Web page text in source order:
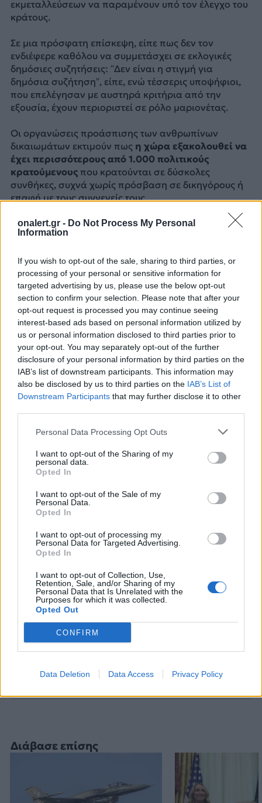
onalert.gr - Do Not Process My Personal
Information
If you wish to opt-out of the sale, sharing to third parties, or
processing of your personal or sensitive information for
targeted advertising by us, please use the below opt-out
section to confirm your selection. Please note that after your
opt-out request is processed you may continue seeing
interest-based ads based on personal information utilized by
us or personal information disclosed to third parties prior to
your opt-out. You may separately opt-out of the further
disclosure of your personal information by third parties on the
IAB’s list of downstream participants. This information may
also be disclosed by us to third parties on the IAB’s List of
Downstream Participants that may further disclose it to other
Personal Data Processing Opt Outs
I want to opt-out of the Sharing of my
personal data.
Opted In
I want to opt-out of the Sale of my
Personal Data.
Opted In
I want to opt-out of processing my
Personal Data for Targeted Advertising.
Opted In
I want to opt-out of Collection, Use,
Retention, Sale, and/or Sharing of my
Personal Data that Is Unrelated with the
Purposes for which it was collected.
Opted Out
CONFIRM
Data Deletion Data Access Privacy Policy
Διάβασε επίσης
εκμεταλλεύσεων να παραμένουν υπό τον έλεγχο του
κράτους.
Σε μια πρόσφατη επίσκεψη, είπε πως δεν τον
ενδιέφερε καθόλου να συμμετάσχει σε εκλογικές
δημόσιες συζητήσεις: “Δεν είναι η στιγμή για
δημόσια συζήτηση”, είπε, ενώ τέσσερις υποψήφιοι,
που επελέγησαν με αυστηρά κριτήρια από την
εξουσία, έχουν περιοριστεί σε ρόλο μαριονέτας.
Οι οργανώσεις προάσπισης των ανθρωπίνων
δικαιωμάτων εκτιμούν πως η χώρα εξακολουθεί να
έχει περισσότερους από 1.000 πολιτικούς
κρατούμενουςπου κρατούνται σε δύσκολες
συνθήκες, συχνά χωρίς πρόσβαση σε δικηγόρους ή
επαφή με τους συγγενείς τους.
Η Σβετλάνα Τιχανόφσκαγια, ο σύζυγος της οποίας
Σεργκέι Τιχανόφκσι είναι φυλακισμένος και στον
τους Λευκορώσους να μην κατέβουν σε διαδηλώσεις
για τις εκλογές, εκτιμώντας πως “η καταστολή” θα
είναι ακόμη πιο ισχυρή.
“Θα έρθει η στιγμή, είναι βέβαιο, και οι άνθρωποι
πρέπει να παραμείνουν έτοιμοι να αναλάβουν
δράση” όταν παρουσιαστεί αυτή η ευκαιρία,
επέμεινε μιλώντας στο Γαλλικό Πρακτορείο.
Πηγές: AFP, ΑΠΕ-ΜΠΕ
ΔΙΑΦΗΜΙΣΗ
Newsκαι μάθετε πρώτοι όλες τις ειδήσεις
ΑΛΕΞΑΝΤΡ ΛΟΥΚΑΣΕΝΚΟ
ΒΛΑΝΤΙΜΙΡ ΠΟΥΤΙΝ
ΛΕΥΚΟΡΩΣΙΑ